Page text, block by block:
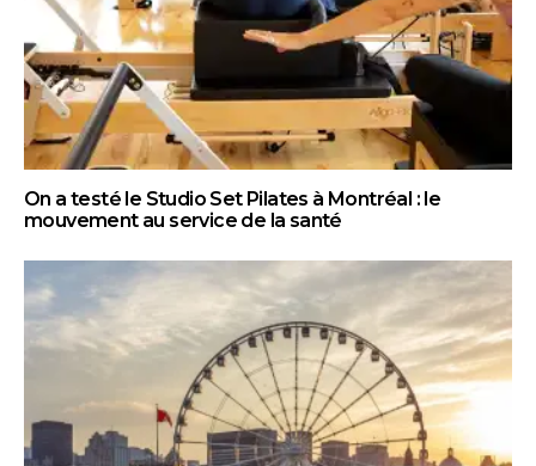
On a testé le Studio Set Pilates à Montréal : le
mouvement au service de la santé